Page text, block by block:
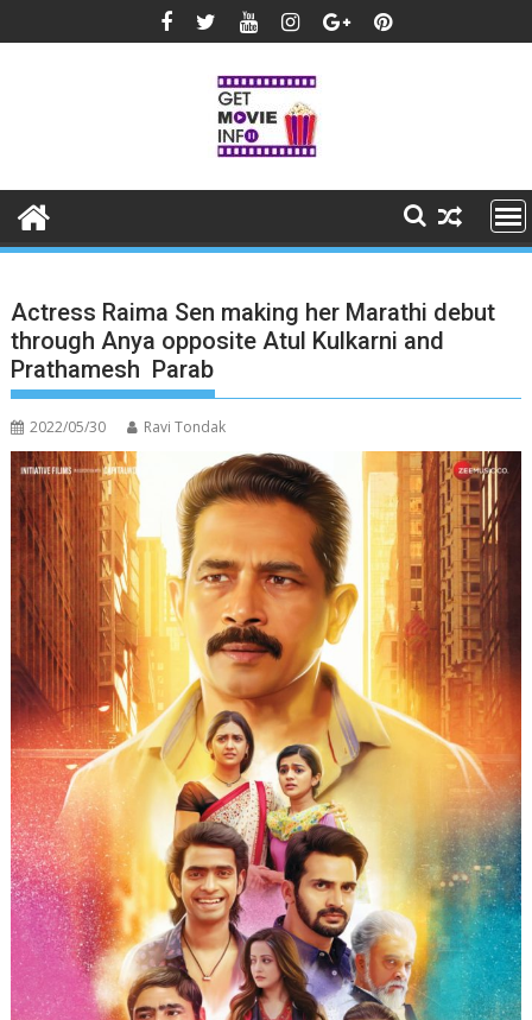
to
Actress Raima Sen making her Marathi debut
through Anya opposite Atul Kulkarni and
Prathamesh Parab
2022/05/30 Ravi Tondak